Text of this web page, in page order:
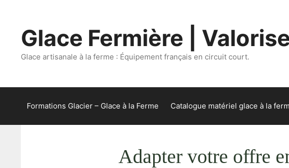
contenuGlace Fermière |
Glace artisanale à la ferme : Équipement français en circuit court.
Formations Glacier – Glace à la Ferme Catalogue matériel glace à la
Adapter votre offre